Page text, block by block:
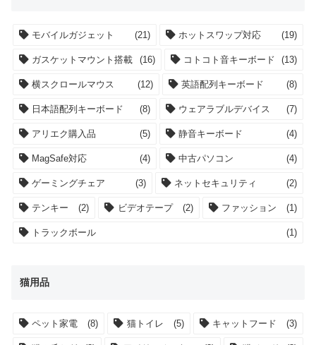
モバイルガジェット (21) ホットスワップ対応 (19)
ガスケットマウント搭載 (16) コトコト音キーボード (13)
横スクロールマウス (12) 英語配列キーボード (8)
日本語配列キーボード (8) ウェアラブルデバイス (7)
アリエク購入品 (5) 静音キーボード (4)
MagSafe対応 (4) 中古パソコン (4)
ゲーミングチェア (3) ネットセキュリティ (2)
テンキー (2) ビデオテープ (2) ファッション (1)
トラックボール (1)
猫用品
ペット家電 (8) 猫トイレ (5) キャットフード (3)